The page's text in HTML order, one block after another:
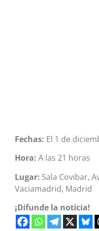
Fechas: El 1 de
Hora: A las 21 horas
Lugar: Sala Covibar,
Vaciamadrid, Madrid
¡Difunde la noticia!